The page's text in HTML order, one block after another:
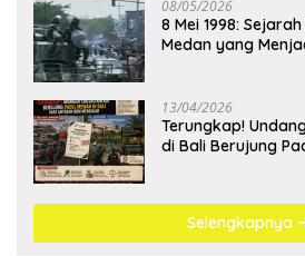
08/05/2026
8 Mei 1998:
Medan yang
13/04/2026
Terungkap!
di Bali Berujung
Selengkapnya